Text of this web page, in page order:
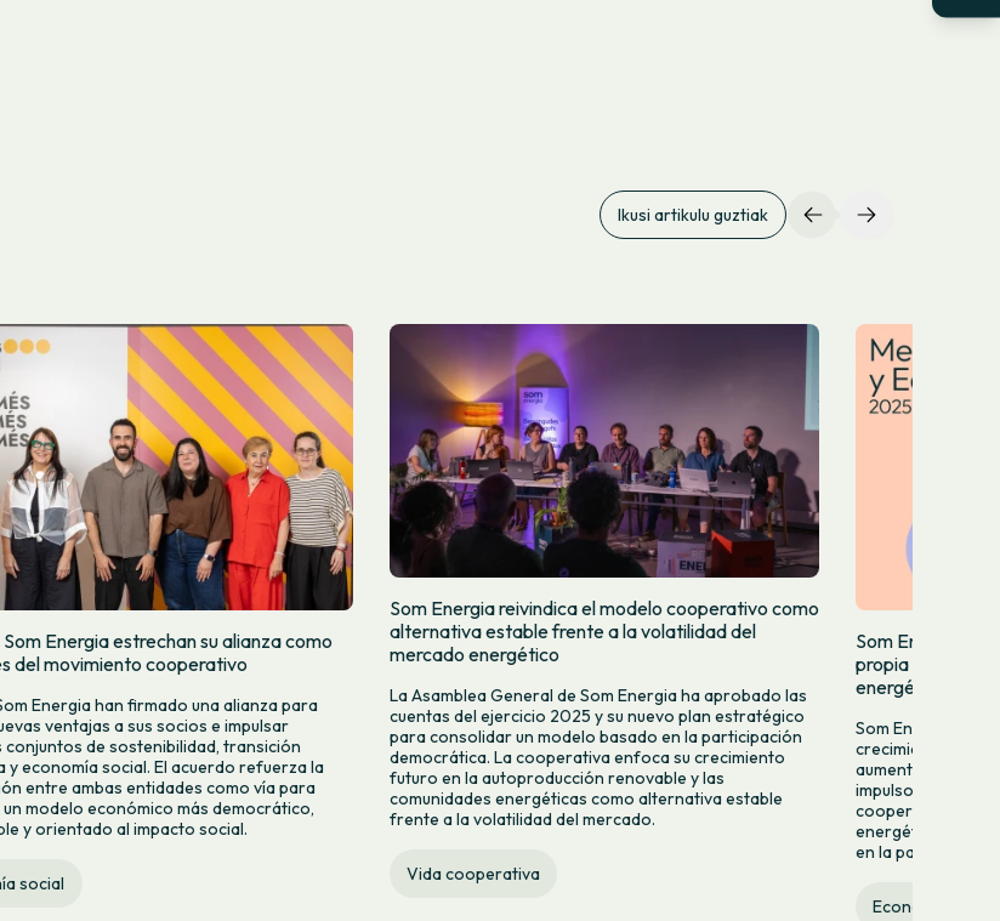
Ikusi artikulu guztiak
Energia estrechan su alianza como
del movimiento cooperativo
Energia han firmado una alianza para
ventajas a sus socios e impulsar
de sostenibilidad, transición
y economía social. El acuerdo refuerza la
entre ambas entidades como vía para
modelo económico más democrático,
y orientado al impacto social.
social
Som Energia reivindica el modelo cooperativo como
alternativa estable frente a la volatilidad del
mercado energético
La Asamblea General de Som Energia ha aprobado las
cuentas del ejercicio 2025 y su nuevo plan estratégico
para consolidar un modelo basado en la participación
democrática. La cooperativa enfoca su crecimiento
futuro en la autoproducción renovable y las
comunidades energéticas como alternativa estable
frente a la volatilidad del mercado.
Vida cooperativa
Som Energia
propia y acelera
energéticas
Som Energia
crecimiento con
aumento del 9,2%
impulso de
cooperativa
energética
en la
Economía social